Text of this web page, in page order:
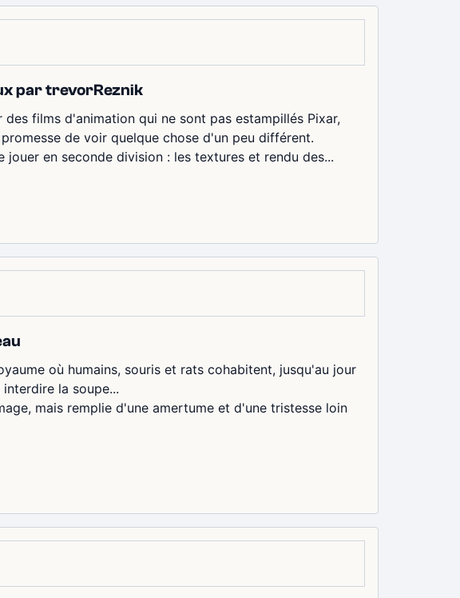
par trevorReznik
films d'animation qui ne sont pas estampillés Pixar,
de voir quelque chose d'un peu différent.
en seconde division : les textures et rendu des...
où humains, souris et rats cohabitent, jusqu'au jour
la soupe...
mais remplie d'une amertume et d'une tristesse loin